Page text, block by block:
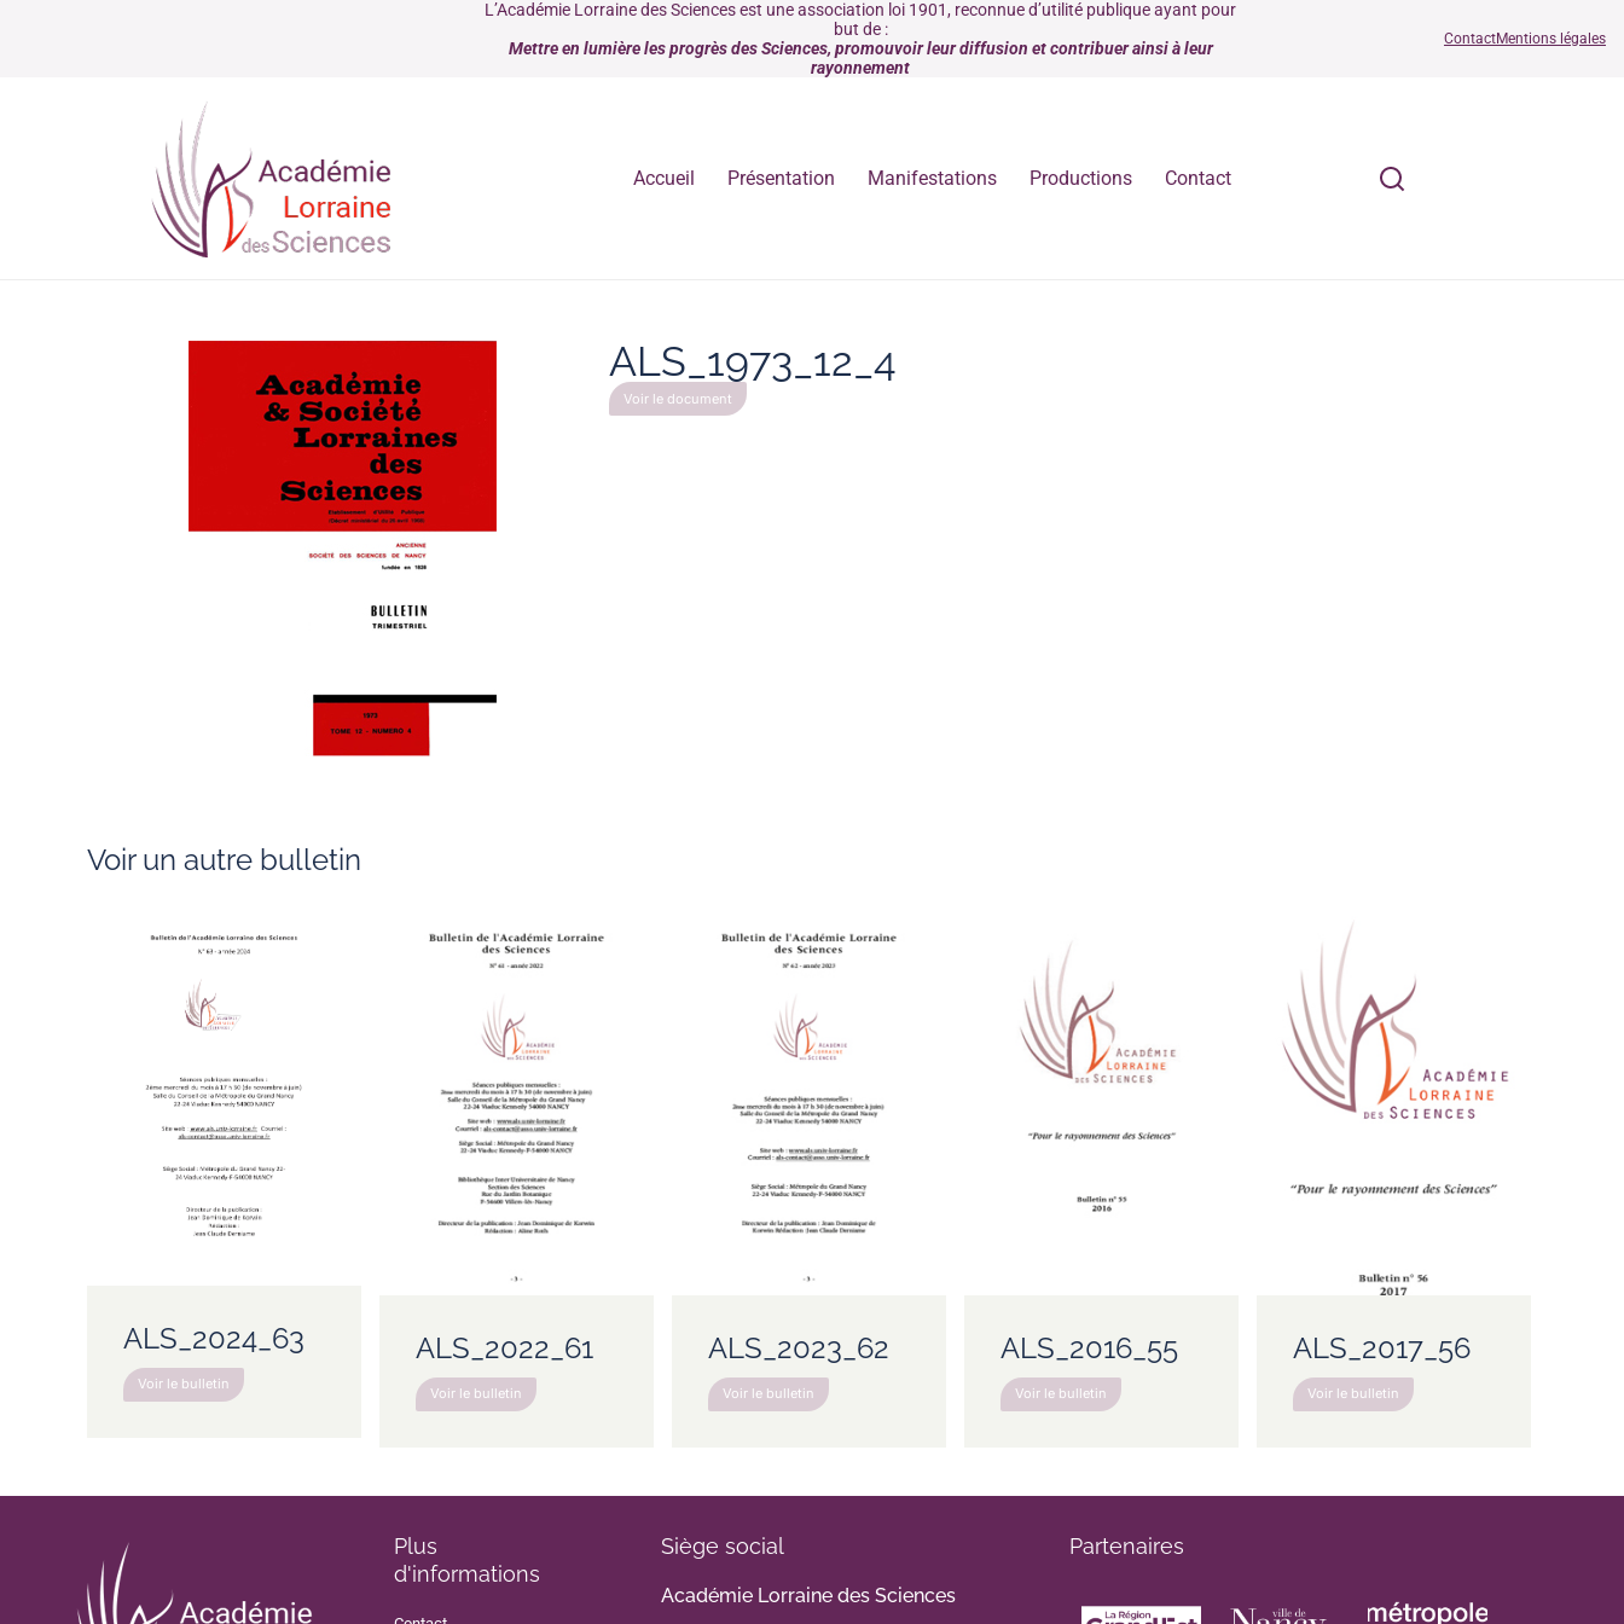
L’Académie Lorraine des Sciences est une association loi 1901, reconnue d’utilité publique ayant pour
but de :
Mettre en lumière les progrès des Sciences, promouvoir leur diffusion et contribuer ainsi à leur
rayonnement
ContactMentions légales
Accueil Présentation Manifestations Productions Contact
ALS_1973_12_4
Voir le document
Voir un autre bulletin
ALS_2024_63
Voir le bulletin
ALS_2022_61
Voir le bulletin
ALS_2023_62
Voir le bulletin
ALS_2016_55
Voir le bulletin
ALS_2017_56
Voir le bulletin
Plus
d'informations
Siège social
Académie Lorraine des Sciences
Partenaires